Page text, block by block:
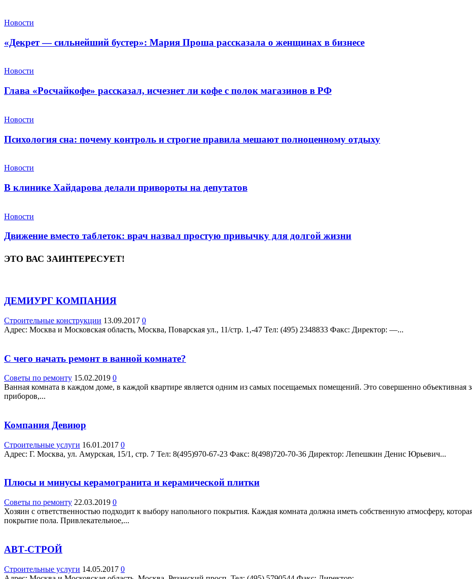
Новости
«Декрет — сильнейший бустер»: Мария Проша рассказала о женщинах в бизнесе
Новости
Глава «Росчайкофе» рассказал, исчезнет ли кофе с полок магазинов в РФ
Новости
Психология сна: почему контроль и строгие правила мешают полноценному отдыху
Новости
В клинике Хайдарова делали привороты на депутатов
Новости
Движение вместо таблеток: врач назвал простую привычку для долгой жизни
ЭТО ВАС ЗАИНТЕРЕСУЕТ!
ДЕМИУРГ КОМПАНИЯ
Строительные конструкции 13.09.2017 0
Адрес: Москва и Московская область, Москва, Поварская ул., 11/стр. 1,-47 Teл: (495) 2348833 Факс: Директор: —...
С чего начать ремонт в ванной комнате?
Советы по ремонту 15.02.2019 0
Ванная комната в каждом доме, в каждой квартире является одним из самых посещаемых помещений. Это совершенно объективная
приборов,...
Компания Девиюр
Строительные услуги 16.01.2017 0
Адрес: Г. Москва, ул. Амурская, 15/1, стр. 7 Teл: 8(495)970-67-23 Факс: 8(498)720-70-36 Директор: Лепешкин Денис Юрьевич...
Плюсы и минусы керамогранита и керамической плитки
Советы по ремонту 22.03.2019 0
Хозяин с ответственностью подходит к выбору напольного покрытия. Каждая комната должна иметь собственную атмосферу,
покрытие пола. Привлекательное,...
АВТ-СТРОЙ
Строительные услуги 14.05.2017 0